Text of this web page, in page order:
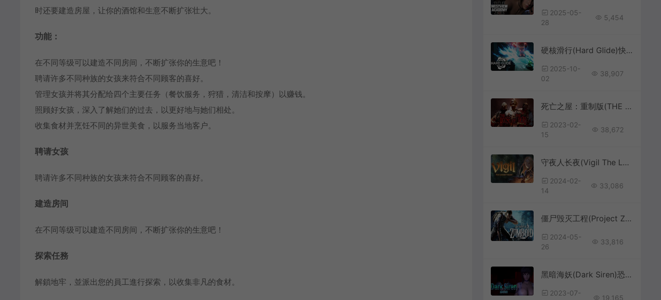
时还要建造房屋，让你的酒馆和生意不断扩张壮大。
功能：
在不同等级可以建造不同房间，不断扩张你的生意吧！
聘请许多不同种族的女孩来符合不同顾客的喜好。
管理女孩并将其分配给四个主要任务（餐饮服务，狩猎，清洁和按摩）以赚钱。
照顾好女孩，深入了解她们的过去，以更好地与她们相处。
收集食材并烹饪不同的异世美食，以服务当地客户。
聘请女孩
聘请许多不同种族的女孩来符合不同顾客的喜好。
建造房间
在不同等级可以建造不同房间，不断扩张你的生意吧！
探索任務
解鎖地牢，並派出您的員工進行探索，以收集非凡的食材。
2025-05-
28
5,454
硬核滑行(Hard Glide)快节奏街机动作游戏|下载
2025-10-
02
38,907
死亡之屋：重制版(THE HOUSE OF THE DEAD Remake)轨道光枪丧尸射击游戏
2023-02-
15
38,672
守夜人长夜(Vigil The Longest Night)横版动作冒险游戏
2024-02-
14
33,086
僵尸毁灭工程(Project Zomboid)生存恐怖游戏|下载
2024-05-
26
33,816
黑暗海妖(Dark Siren)恐怖解密收集逃脱游戏|下载
2023-07-
19,165